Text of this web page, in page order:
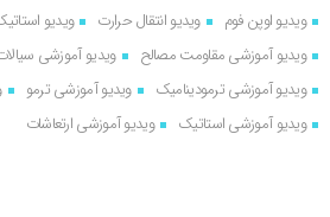
ویدیو اوپن فوم
ویدیو انتقال حرارت
ویدیو
ویدیو آموزشی مقاومت مصالح
ویدیو آموزشی
ویدیو آموزشی ترمودینامیک
ویدیو آموزشی ترمو
ویدیو آموزشی استاتیک
ویدیو آموزشی ارتعاشات